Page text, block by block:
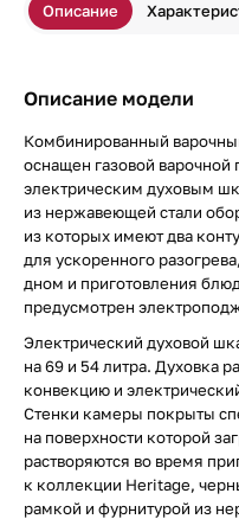
Описание
Описание модели
Комбинированный
оснащен газовой
электрическим духовым
из нержавеющей стали
из которых имеют два
для ускоренного
дном и приготовления
предусмотрен
Электрический духовой
на 69 и 54 литра. Духовка
конвекцию и
Стенки камеры покрыты
на поверхности которой
растворяются во время
к коллекции Heritage,
рамкой и фурнитурой из